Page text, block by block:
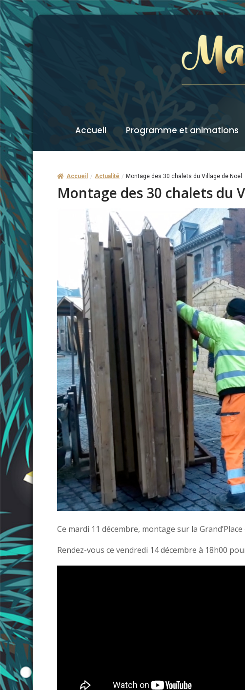
Accueil Programme et animations
Accueil / Actualité / Montage des 30 chalets du Village de Noël
Montage des 30 chalets du
Ce mardi 11 décembre, montage sur la Grand’Place
Rendez-vous ce vendredi 14 décembre à 18h00